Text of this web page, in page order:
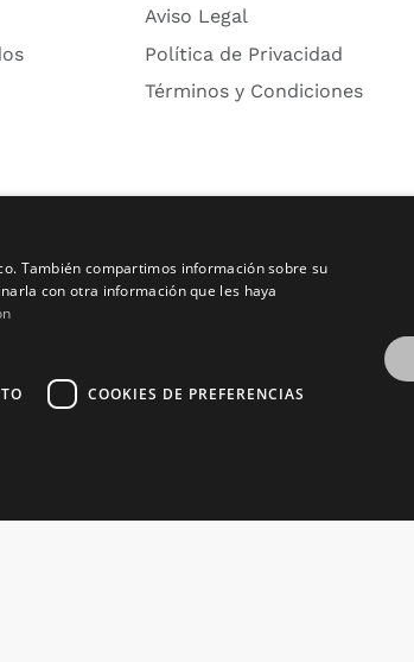
Aviso Legal
Política de Privacidad
Términos y Condiciones
– 2026 ZonaPlotter.com. All rights reserved.
También compartimos información sobre su
con otra información que les haya
COOKIES DE PREFERENCIAS